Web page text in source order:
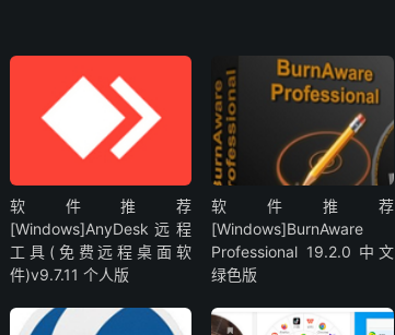
软件推荐
[Windows]AnyDesk远程
工具(免费远程桌面软
件)v9.7.11 个人版
软件推荐
[Windows]BurnAware
Professional 19.2.0 中文
绿色版